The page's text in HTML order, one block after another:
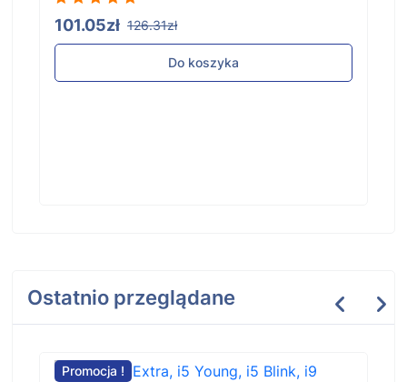
101.05zł 126.31zł
Do koszyka
Ostatnio przeglądane
Promocja !